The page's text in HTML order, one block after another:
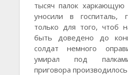
тысяч палок
уносили в госпиталь,
только для того, чтоб
быть доведено до
солдат немного
умирал под
приговора